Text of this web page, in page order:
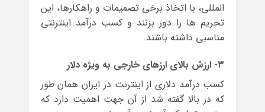
المللی، با اتخاذ برخی تصمیمات و راهکارها، این
تحریم ها را دور بزنند و کسب درآمد اینترنتی
مناسبی داشته باشند.
۳- ارزش بالای ارزهای خارجی به ویژه دلار
کسب درآمد دلاری از اینترنت در ایران همان طور
که در بالا گفته شد از آن جهت اهمیت دارد که